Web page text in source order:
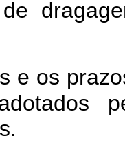
e os